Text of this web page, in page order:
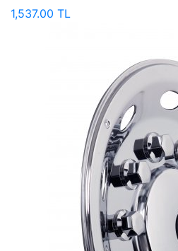
1,537.00 TL